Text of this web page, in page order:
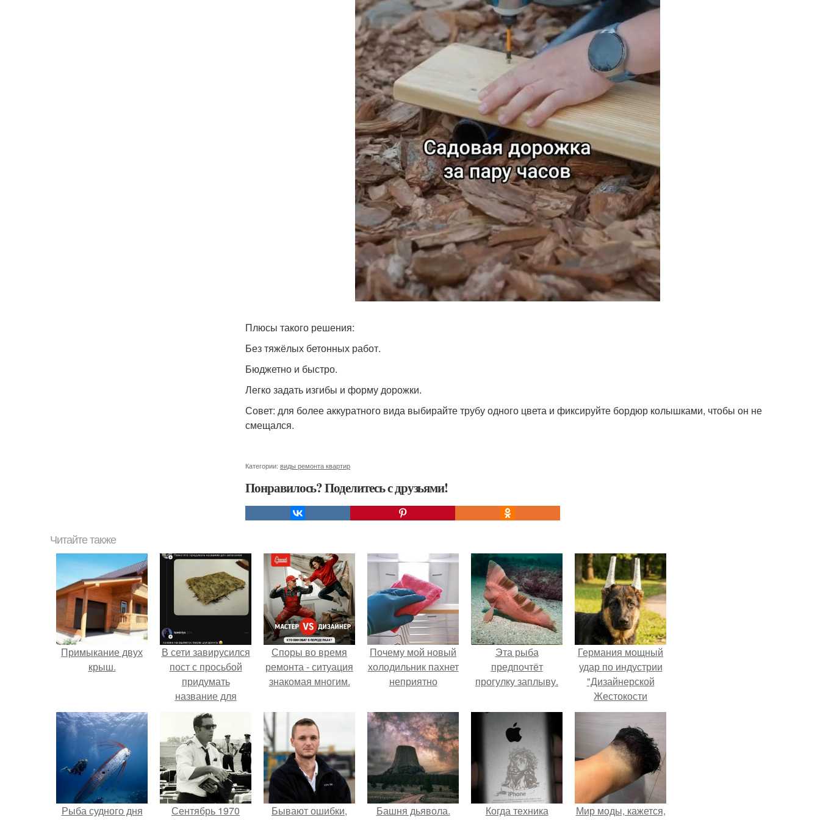
Плюсы такого решения:
Без тяжёлых бетонных работ.
Бюджетно и быстро.
Легко задать изгибы и форму дорожки.
Совет: для более аккуратного вида выбирайте трубу одного цвета и фиксируйте бордюр колышками, чтобы он не
смещался.
Категории: виды ремонта квартир
Понравилось? Поделитесь с друзьями!
Читайте также
Примыкание двух
крыш.
В сети завирусился
пост с просьбой
придумать
название для
домашней
запеканки.
Споры во время
ремонта - ситуация
знакомая многим.
Почему мой новый
холодильник пахнет
неприятно
Эта рыба
предпочтёт
прогулку заплыву.
Германия мощный
удар по индустрии
"Дизайнерской
Жестокости
нанесла".
Рыба судного дня
Сентябрь 1970
Бывают ошибки,
Башня дьявола.
Когда техника
Мир моды, кажется,